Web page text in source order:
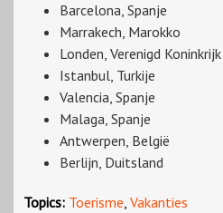
Barcelona, Spanje
Marrakech, Marokko
Londen, Verenigd Koninkrijk
Istanbul, Turkije
Valencia, Spanje
Malaga, Spanje
Antwerpen, België
Berlijn, Duitsland
Topics: Toerisme, Vakanties